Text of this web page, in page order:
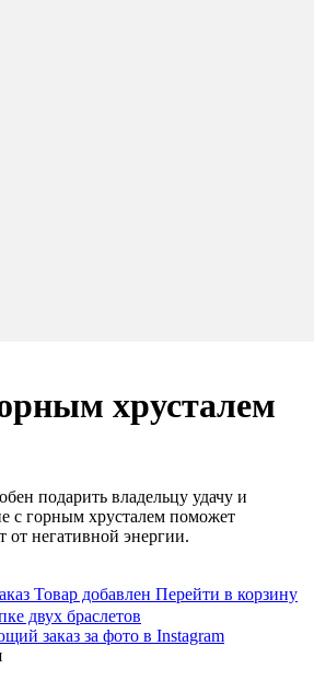
хрусталем
подарить владельцу удачу и
с горным хрусталем поможет
от негативной энергии.
Товар добавлен Перейти в корзину
двух браслетов
заказ за фото в Instagram